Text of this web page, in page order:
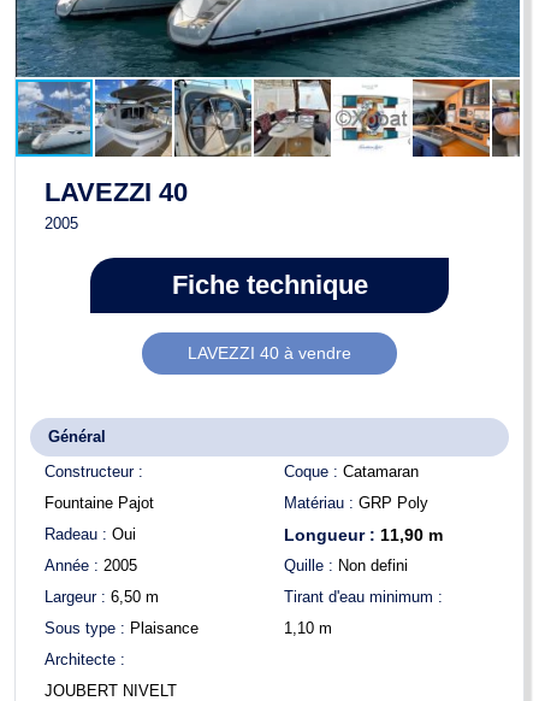
LAVEZZI 40
2005
Fiche technique
LAVEZZI 40 à vendre
Général
Constructeur :
Fountaine Pajot
Radeau : Oui
Année : 2005
Largeur : 6,50 m
Sous type : Plaisance
Architecte :
JOUBERT NIVELT
Coque : Catamaran
Matériau : GRP Poly
Longueur : 11,90 m
Quille : Non defini
Tirant d'eau minimum :
1,10 m